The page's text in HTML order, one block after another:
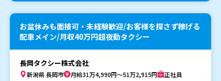
お盆休みも面接可・未経験歓迎/お客様を探さず稼げる
配車メイン/月収40万円超夜勤タクシー
長岡タクシー株式会社
新潟県 長岡市 月給31万4,990円～51万2,915円 正社員